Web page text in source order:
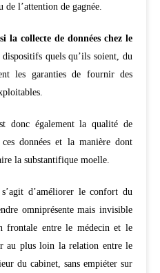
de l’attention de gagnée.
la collecte de données chez le
quels qu’ils soient, du
les garanties de fournir des
donc également la qualité de
données et la manière dont
la substantifique moelle.
d’améliorer le confort du
omniprésente mais invisible
frontale entre le médecin et le
au plus loin la relation entre le
du cabinet, sans empiéter sur